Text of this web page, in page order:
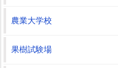
農業大学校
果樹試験場